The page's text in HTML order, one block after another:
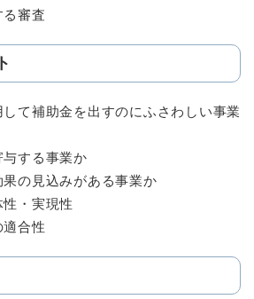
審査
て補助金を出すのにふさわしい事業
する事業か
の見込みがある事業か
・実現性
合性